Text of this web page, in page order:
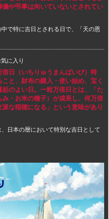
儀や弔事は向いていないとされてい
で特に吉日とされる日で、「天の恩
に入り
日（いちりゅうまんばいび）特
と、財布の購入・使い始め、宝く
起のよい日。一粒万倍日とは、「た
み・お米の種子）が成長し、何万倍
派な稲穂になる」という意味があり
日本の暦において特別な吉日として